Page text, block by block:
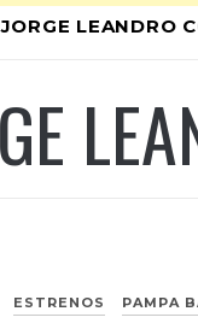
JORGE LEANDRO
ESTRENOS PAMPA